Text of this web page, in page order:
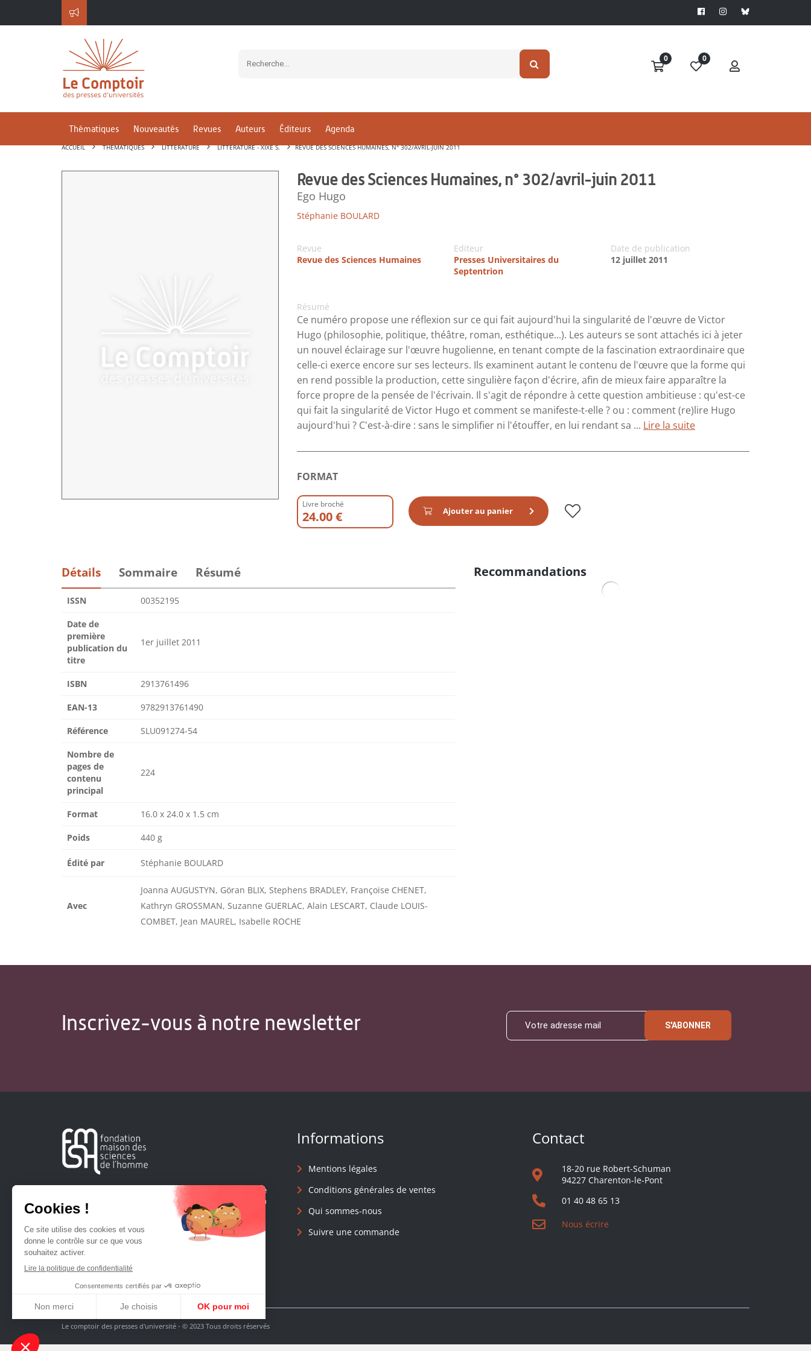
0 0
Thématiques Nouveautés Revues Auteurs Éditeurs Agenda
ACCUEIL THÉMATIQUES LITTÉRATURE LITTÉRATURE - XIXE S. REVUE DES SCIENCES HUMAINES, N° 302/AVRIL-JUIN 2011
Revue des Sciences Humaines, n° 302/avril-juin 2011
Ego Hugo
Stéphanie BOULARD
Revue
Revue des Sciences Humaines
Editeur
Presses Universitaires du
Septentrion
Date de publication
12 juillet 2011
Résumé
Ce numéro propose une réflexion sur ce qui fait aujourd'hui la singularité de l'œuvre de Victor
Hugo (philosophie, politique, théâtre, roman, esthétique...). Les auteurs se sont attachés ici à jeter
un nouvel éclairage sur l'œuvre hugolienne, en tenant compte de la fascination extraordinaire que
celle-ci exerce encore sur ses lecteurs. Ils examinent autant le contenu de l'œuvre que la forme qui
en rend possible la production, cette singulière façon d'écrire, afin de mieux faire apparaître la
force propre de la pensée de l'écrivain. Il s'agit de répondre à cette question ambitieuse : qu'est-ce
qui fait la singularité de Victor Hugo et comment se manifeste-t-elle ? ou : comment (re)lire Hugo
aujourd'hui ? C'est-à-dire : sans le simplifier ni l'étouffer, en lui rendant sa ... Lire la suite
FORMAT
Livre broché
24.00 € Ajouter au panier
Détails Sommaire Résumé
ISSN 00352195
Date de
première
publication du
titre
1er juillet 2011
ISBN 2913761496
EAN-13 9782913761490
Référence SLU091274-54
Nombre de
pages de
contenu
principal
224
Format 16.0 x 24.0 x 1.5 cm
Poids 440 g
Édité par Stéphanie BOULARD
Avec
Joanna AUGUSTYN, Göran BLIX, Stephens BRADLEY, Françoise CHENET,
Kathryn GROSSMAN, Suzanne GUERLAC, Alain LESCART, Claude LOUIS-
COMBET, Jean MAUREL, Isabelle ROCHE
Recommandations
Inscrivez-vous à notre newsletter S'ABONNER
Créée en 1963, la Fondation Maison Sciences de l'Homme
soutient la recherche et la diffusion des connaissances en
sciences humaines et sociales.
Informations
Mentions légales
Conditions générales de ventes
Qui sommes-nous
Suivre une commande
Contact
18-20 rue Robert-Schuman
94227 Charenton-le-Pont
01 40 48 65 13
Nous écrire
Le comptoir des presses d'université - © 2023 Tous droits réservés